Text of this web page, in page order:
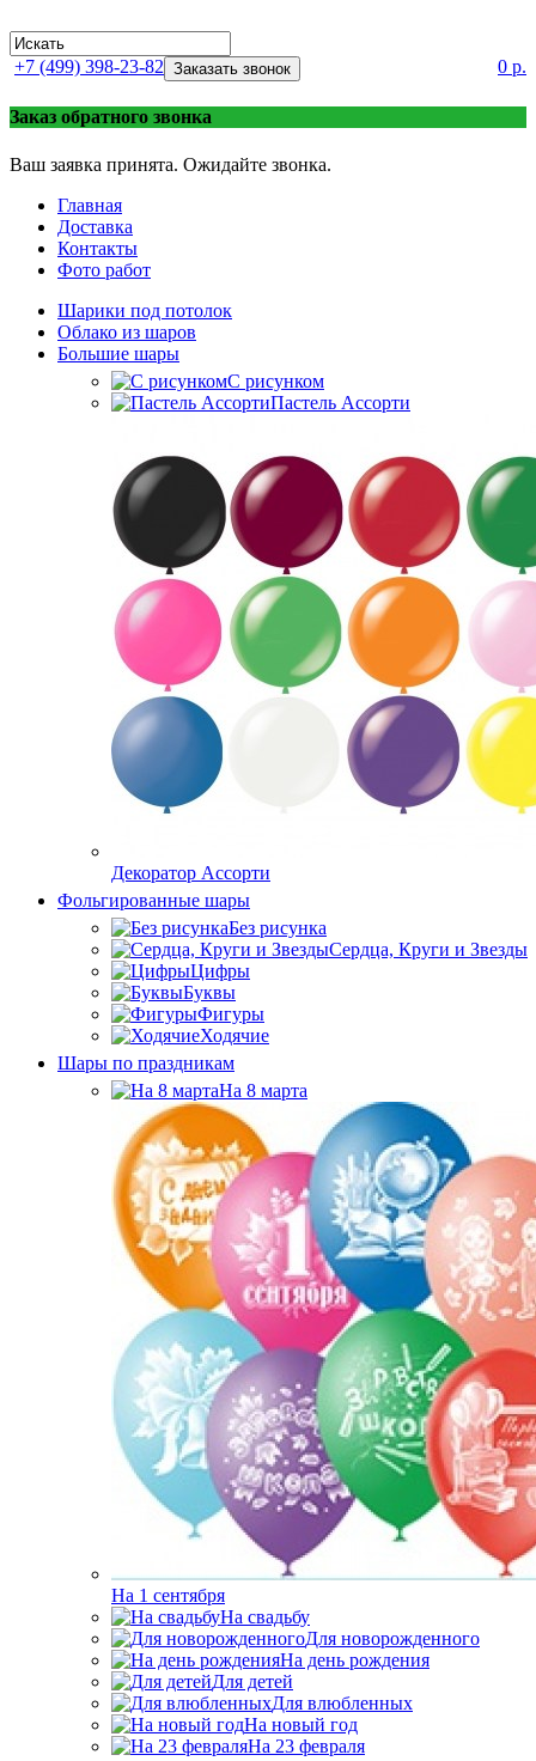
0 р.
+7 (499) 398-23-82 Заказать звонок
Заказ обратного звонка
Ваш заявка принята. Ожидайте звонка.
Главная
Доставка
Контакты
Фото работ
Шарики под потолок
Облако из шаров
Большие шары
C рисунком
Пастель Ассорти
Декоратор Ассорти
Фольгированные шары
Без рисунка
Сердца, Круги и Звезды
Цифры
Буквы
Фигуры
Ходячие
Шары по праздникам
На 8 марта
На 1 сентября
На свадьбу
Для новорожденного
На день рождения
Для детей
Для влюбленных
На новый год
На 23 февраля